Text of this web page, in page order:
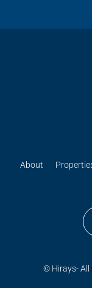
About
© Hirays- All